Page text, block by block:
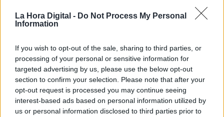
La Hora Digital - Do Not Process My Personal
Information
If you wish to opt-out of the sale, sharing to third parties, or
processing of your personal or sensitive information for
targeted advertising by us, please use the below opt-out
section to confirm your selection. Please note that after your
opt-out request is processed you may continue seeing
interest-based ads based on personal information utilized by
us or personal information disclosed to third parties prior to
'7 votos después', el micrometraje
viral